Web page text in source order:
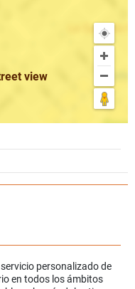
view
personalizado de
en todos los ámbitos